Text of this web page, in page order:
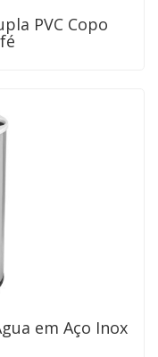
PVC Copo
em Aço Inox